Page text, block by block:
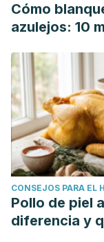
Cómo
azulejos: 10
CONSEJOS PARA EL
Pollo de piel
diferencia y